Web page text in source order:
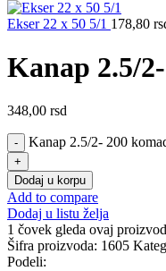
Ekser 22 x 50 5/1 178,80
Kanap 2.5/
348,00 rsd
Kanap 2.5/2- 200
Dodaj u korpu
Add to compare
Dodaj u listu želja
1 čovek gleda ovaj
Šifra proizvoda: 1605
Podeli: